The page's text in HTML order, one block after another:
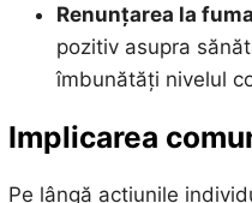
Renunțarea la
pozitiv asupra
îmbunătăți nivelul
Implicarea
Pe lângă acțiunile